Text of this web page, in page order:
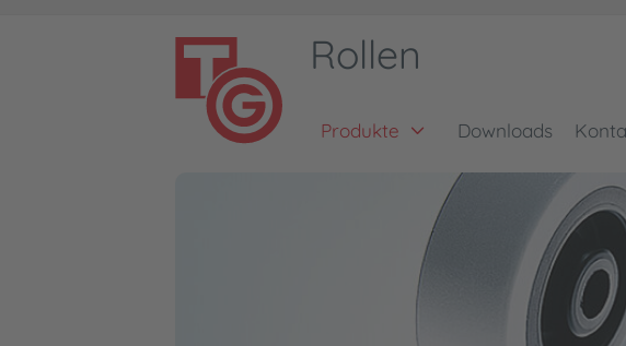
Rollen
Produkte Downloads